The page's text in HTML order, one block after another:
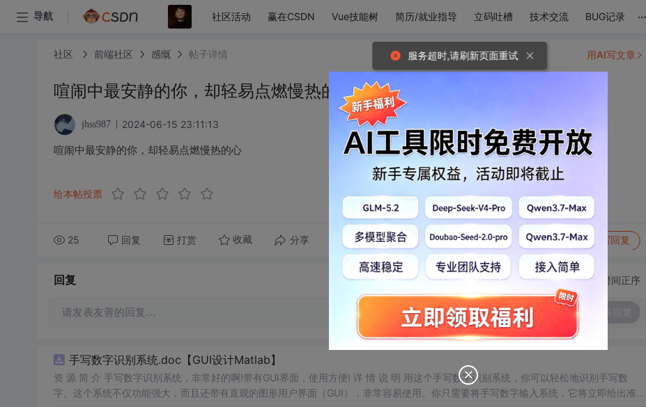
导航 社区活动 赢在CSDN Vue技能树 简历/就业指导 立码吐槽 技术交流 BUG记录 ...
社区 前端社区 感慨 帖子详情
喧闹中最安静的你，却轻易点燃慢热的心
jhss987 2024-06-15 23:11:13
喧闹中最安静的你，却轻易点燃慢热的心
给本帖投票
25 回复 打赏 收藏 分享 转发到动态 举报 写回复
用AI写文章
回复 切换为时间正序
请发表友善的回复…
手写数字识别系统.doc【GUI设计Matlab】
资 源 简 介 手写数字识别系统，非常好的啊!带有GUI界面，使用方便! 详 情 说 明 用这个手写数字识别系统，你可以轻松地识别手写数
字。这个系统不仅功能强大，而且还带有直观的图形用户界面（GUI），非常容易使用。你只需要将手写数字输入系统，它将立即给出准确
服务超时,请刷新页面重试